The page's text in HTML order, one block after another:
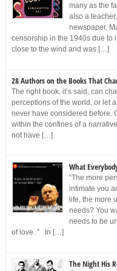
many as the
also a
newspaper,
censorship in the 1940s due to
close to the wind and was […]
28 Authors on the Books That
The right book, it’s said, can
perceptions of the world, or let
never have considered before.
within the confines of a
not have […]
What
“The more
intimate you
life, the more
needs? You
needs to be
of love. ” In […]
The Night His